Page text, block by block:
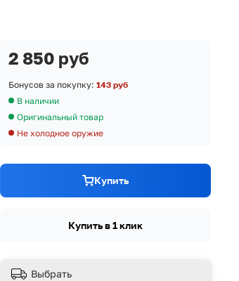
2 850 руб
Бонусов за покупку: 143 руб
В наличии
Оригинальный товар
Не холодное оружие
Купить
Купить в 1 клик
Выбрать